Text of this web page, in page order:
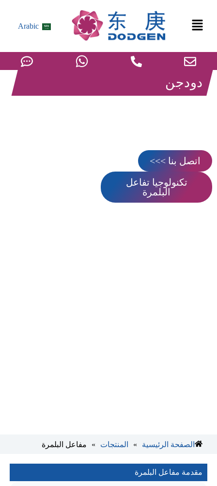
Arabic
دودجن
اتصل بنا >>>
تكنولوجيا تفاعل
البلمرة
الصفحة الرئيسية » المنتجات » مفاعل البلمرة
مقدمة مفاعل البلمرة